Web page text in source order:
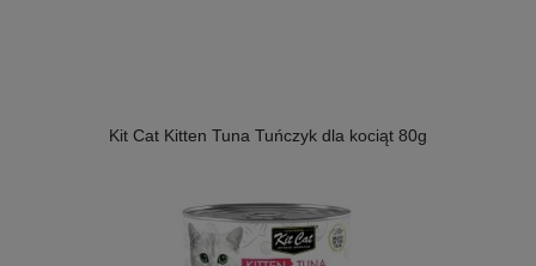
Kit Cat Kitten Tuna Tuńczyk dla kociąt 80g